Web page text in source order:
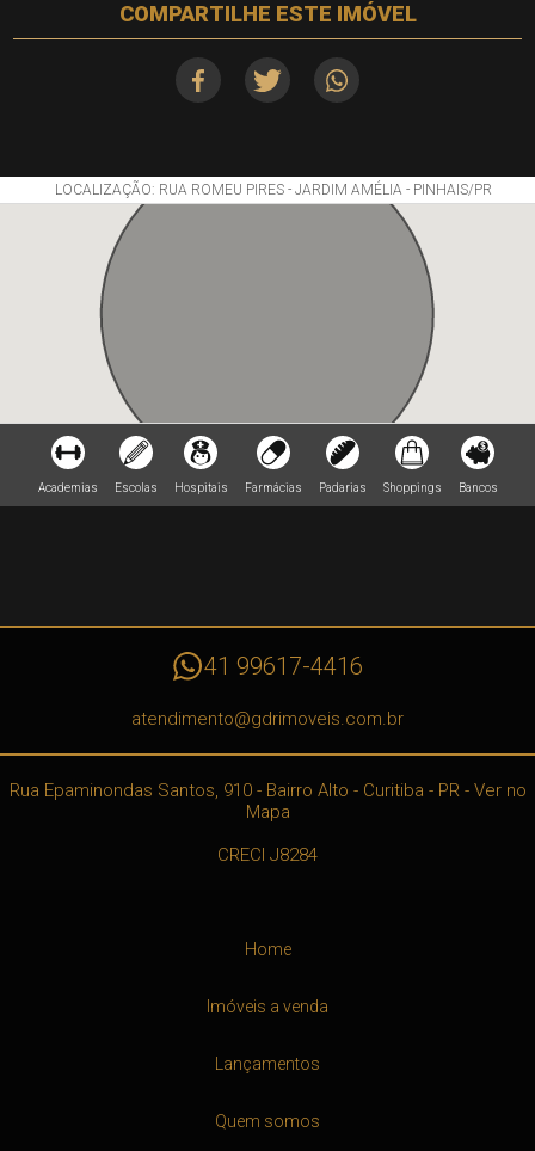
COMPARTILHE ESTE IMÓVEL
LOCALIZAÇÃO: RUA ROMEU PIRES - JARDIM AMÉLIA - PINHAIS/PR
Academias Escolas Hospitais Farmácias Padarias Shoppings Bancos
41 99617-4416
atendimento@gdrimoveis.com.br
Rua Epaminondas Santos, 910 - Bairro Alto - Curitiba - PR- Ver no
Mapa
CRECI J8284
Home
Imóveis a venda
Lançamentos
Quem somos